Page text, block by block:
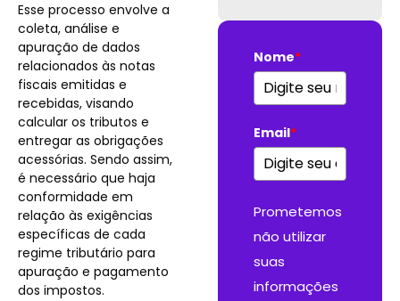
Esse processo envolve a
coleta, análise e
apuração de dados
relacionados às notas
fiscais emitidas e
recebidas, visando
calcular os tributos e
entregar as obrigações
acessórias. Sendo assim,
é necessário que haja
conformidade em
relação às exigências
específicas de cada
regime tributário para
apuração e pagamento
dos impostos.
Nome*
Email*
Prometemos
não utilizar
suas
informações